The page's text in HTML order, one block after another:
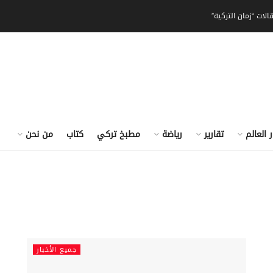
“زمان التركية”
العالم تقارير رياضة مطبخ تركي كتاب من نحن
جميع الأخبار